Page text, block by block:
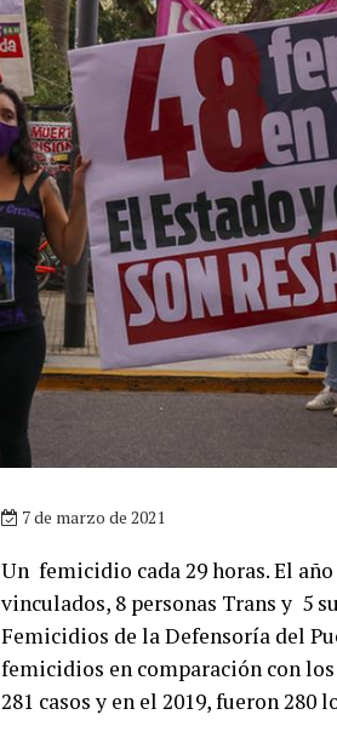
7 de marzo de 2021
Un femicidio cada 29 horas. El
vinculados, 8 personas Trans y 5
Femicidios de la Defensoría del
femicidios en comparación con
281 casos y en el 2019, fueron 280